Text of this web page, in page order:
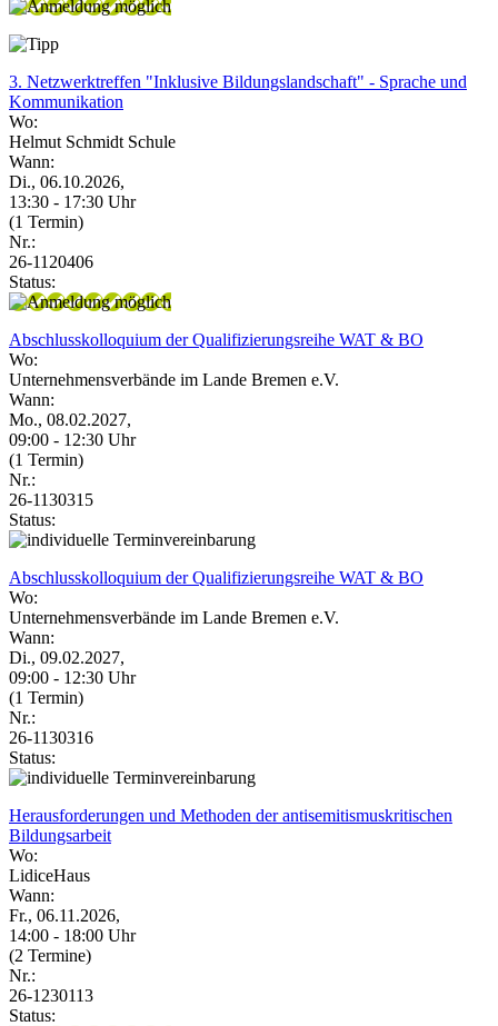
3. Netzwerktreffen "Inklusive Bildungslandschaft" - Sprache und
Kommunikation
Wo:
Helmut Schmidt Schule
Wann:
Di., 06.10.2026,
13:30 - 17:30 Uhr
(1 Termin)
Nr.:
26-1120406
Status:
Abschlusskolloquium der Qualifizierungsreihe WAT & BO
Wo:
Unternehmensverbände im Lande Bremen e.V.
Wann:
Mo., 08.02.2027,
09:00 - 12:30 Uhr
(1 Termin)
Nr.:
26-1130315
Status:
Abschlusskolloquium der Qualifizierungsreihe WAT & BO
Wo:
Unternehmensverbände im Lande Bremen e.V.
Wann:
Di., 09.02.2027,
09:00 - 12:30 Uhr
(1 Termin)
Nr.:
26-1130316
Status:
Herausforderungen und Methoden der antisemitismuskritischen
Bildungsarbeit
Wo:
LidiceHaus
Wann:
Fr., 06.11.2026,
14:00 - 18:00 Uhr
(2 Termine)
Nr.:
26-1230113
Status: